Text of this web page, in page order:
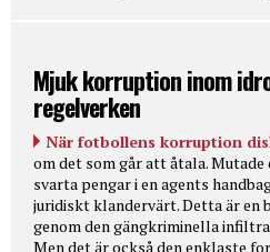
Mjuk korruption inom
regelverken
När fotbollens korruption
om det som går att åtala. Mutade
svarta pengar i en agents
juridiskt klandervärt. Detta är en
genom den gängkriminella
Men det är också den enklaste